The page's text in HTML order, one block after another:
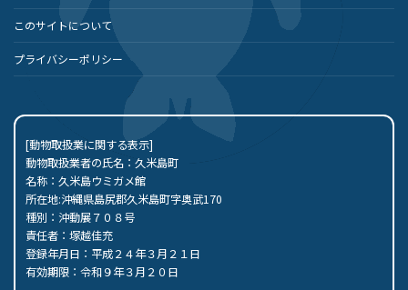
このサイトについて
プライバシーポリシー
[動物取扱業に関する表示]
動物取扱業者の氏名：久米島町
名称：久米島ウミガメ館
所在地:沖縄県島尻郡久米島町字奥武170
種別：沖動展７０８号
責任者：塚越佳充
登録年月日：平成２４年３月２１日
有効期限：令和９年３月２０日